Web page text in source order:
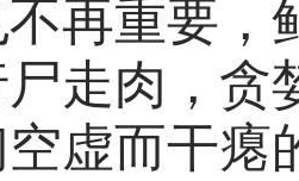
再重要，
走肉，贪
虚而干瘪